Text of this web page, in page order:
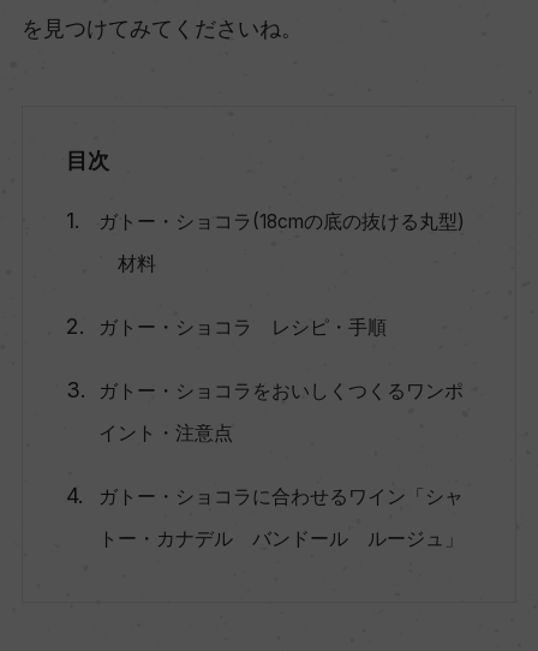
を見つけてみてくださいね。
目次
ガトー・ショコラ(18cmの底の抜ける丸型)
材料
ガトー・ショコラ レシピ・手順
ガトー・ショコラをおいしくつくるワンポ
イント・注意点
ガトー・ショコラに合わせるワイン「シャ
トー・カナデル バンドール ルージュ」